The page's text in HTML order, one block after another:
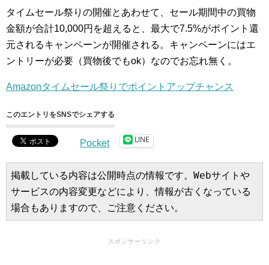
タイムセール祭りの開催とあわせて、セール期間中の買物
金額が合計10,000円を超えると、最大で7.5%がポイント還
元されるキャンペーンが開催される。キャンペーンにはエ
ントリーが必要（買物後でもok）なのでお忘れ無く。
Amazonタイムセール祭りでポイントアップチャンス
このエントリをSNSでシェアする
Pocket LINE
掲載している内容は公開時点の情報です。Webサイトや
サービスの内容変更などにより、情報が古くなっている
場合もありますので、ご注意ください。
スポンサーリンク